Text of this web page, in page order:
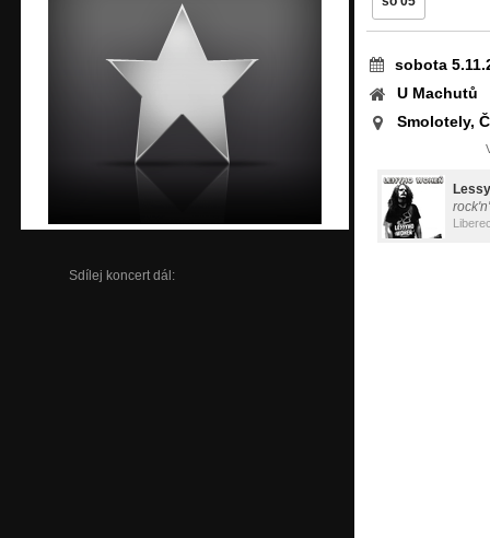
Sdílej koncert dál:
sobota
U Machutů
Smolotely,